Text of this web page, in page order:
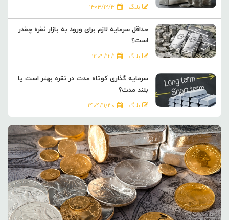
بلاگ ۱۴۰۴/۱۲/۳
حداقل سرمایه لازم برای ورود به بازار نقره چقدر
است؟
بلاگ ۱۴۰۴/۱۲/۱
سرمایه گذاری کوتاه مدت در نقره بهتر است یا
بلند مدت؟
بلاگ ۱۴۰۴/۱۱/۳۰